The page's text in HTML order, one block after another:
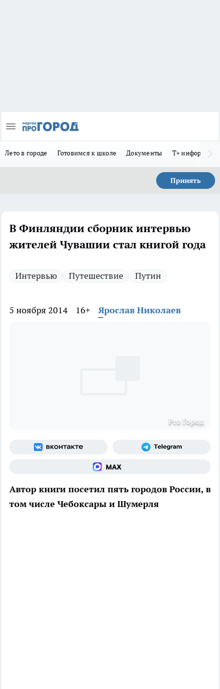
Лето в городе Готовимся к школе Документы Т+
Принять
В Финляндии сборник интервью
жителей Чувашии стал книгой года
Интервью Путешествие Путин
5 ноября 2014 16+ Ярослав Николаев
Pro Город
Автор книги посетил пять городов России, в
том числе Чебоксары и Шумерля